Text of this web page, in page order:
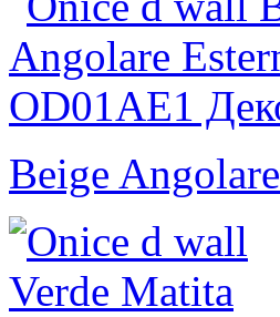
Beige